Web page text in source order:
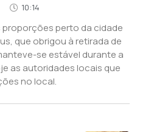
10:14
proporções perto da cidade
que obrigou à retirada de
se estável durante a
as autoridades locais que
no local.